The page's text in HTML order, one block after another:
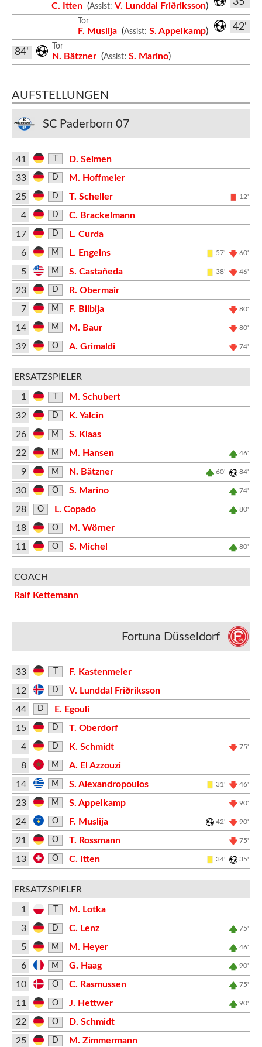
C. Itten (Assist: V. Lunddal Friðriksson)
42'
Tor
F. Muslija (Assist: S. Appelkamp)
Tor
N. Bätzner (Assist: S. Marino)
84'
AUFSTELLUNGEN
SC Paderborn 07
41
D. Seimen
33
D
M. Hoffmeier
25
D T. Scheller 12'
4 D
C. Brackelmann
17
D
L. Curda
6
M L. Engelns 57' 60'
5 M S. Castañeda 38' 46'
23 D
R. Obermair
7
M F. Bilbija 80'
14 M M. Baur 80'
39 O A. Grimaldi 74'
ERSATZSPIELER
1
M. Schubert
32
D
K. Yalcin
26
M
S. Klaas
22
M M. Hansen 46'
9 M N. Bätzner 60' 84'
30 O S. Marino 74'
28 O L. Copado 80'
18 O
M. Wörner
11
O S. Michel 80'
COACH
Ralf Kettemann
Fortuna Düsseldorf
33
F. Kastenmeier
12
D
V. Lunddal Friðriksson
44
D
E. Egouli
15
D
T. Oberdorf
4
D K. Schmidt 75'
8 M
A. El Azzouzi
14
M S. Alexandropoulos 31' 46'
23 M S. Appelkamp 90'
24 O F. Muslija 42' 90'
21 O T. Rossmann 75'
13 O C. Itten 34' 35'
ERSATZSPIELER
1
M. Lotka
3
D C. Lenz 75'
5 M M. Heyer 46'
6 M G. Haag 90'
10 O C. Rasmussen 75'
11 O J. Hettwer 90'
22 O
D. Schmidt
25
D M. Zimmermann